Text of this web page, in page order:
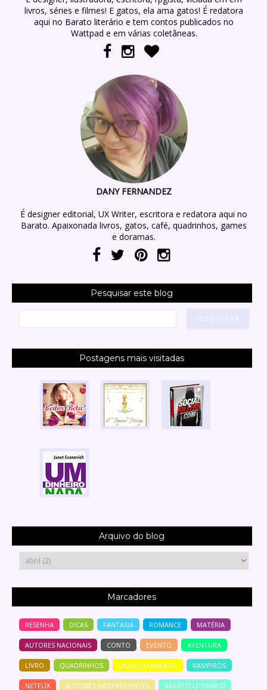
livros, séries e filmes! E gatos, ela ama gatos! É redatora
aqui no Barato literário e tem contos publicados no
Wattpad e em várias coletâneas.
DANY FERNANDEZ
É designer editorial, UX Writer, escritora e redatora aqui no
Barato. Apaixonada livros, gatos, café, quadrinhos, games
e doramas.
Pesquisar este blog
Postagens mais visitadas
Arquivo do blog
Marcadores
RESENHA DICAS FANTASIA ROMANCE MATÉRIA
AUTORES NACIONAIS CONTO EVENTO AVENTURA
LIVRO QUADRINHOS DICAS DO BARATO VAMPIROS
NETFLIX AUTORES INDEPENDENTES BARATO LITERARIO